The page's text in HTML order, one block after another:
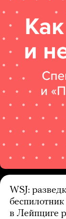
WSJ:
в Лейпциге